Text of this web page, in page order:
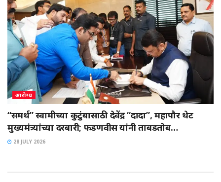
आरोग्य
“समर्थ” स्वामीच्या कुटुंबासाठी देवेंद्र “दादा”, महापौर थेट
मुख्यमंत्र्यांच्या दरबारी; फडणवीस यांनी ताबडतोब…
28 JULY 2026